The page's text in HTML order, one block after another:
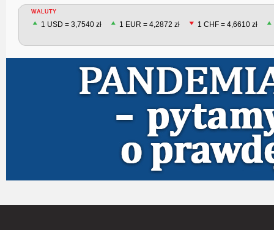
WALUTY
1 USD = 3,7540 zł 1 EUR = 4,2872 zł 1 CHF = 4,6610 zł